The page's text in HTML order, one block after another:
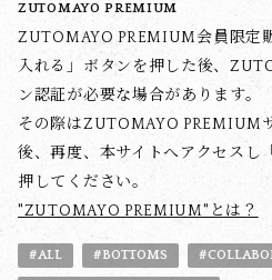
ZUTOMAYO PREMIUM
ZUTOMAYO PREMIUM会員限定
入れる」ボタンを押した後、
ン認証が必要な場合があります。
その際はZUTOMAYO PREMIUM
後、再度、本サイトへアクセスし
押してください。
"ZUTOMAYO PREMIUM"とは？
#ALL #BOTTOMS